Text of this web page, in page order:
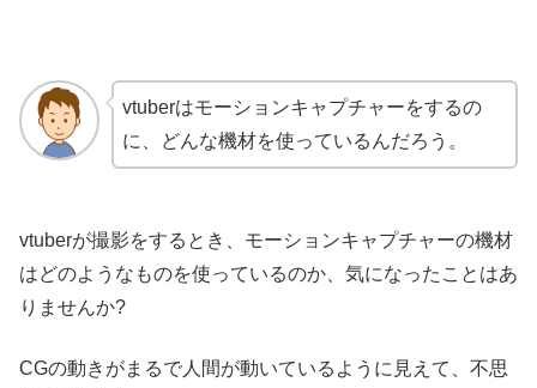
vtuberはモーションキャプチャーをするの
に、どんな機材を使っているんだろう。
vtuberが撮影をするとき、モーションキャプチャーの機材
はどのようなものを使っているのか、気になったことはあ
りませんか?
CGの動きがまるで人間が動いているように見えて、不思